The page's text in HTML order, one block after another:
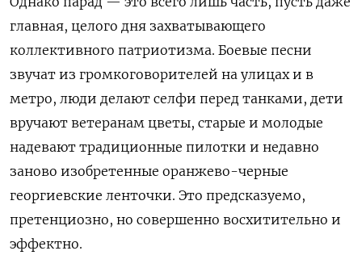
главная, целого дня захватывающего
коллективного патриотизма. Боевые песни
звучат из громкоговорителей на улицах и в
метро, ​​люди делают селфи перед танками, дети
вручают ветеранам цветы, старые и молодые
надевают традиционные пилотки и недавно
заново изобретенные оранжево-черные
георгиевские ленточки. Это предсказуемо,
претенциозно, но совершенно восхитительно и
эффектно.